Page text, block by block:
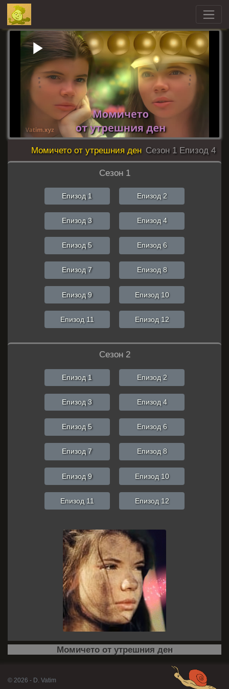
Play
Video
Момичето от утрешния ден Сезон 1 Епизод 4
Сезон 1
Епизод 1 Епизод 2
Епизод 3 Епизод 4
Епизод 5 Епизод 6
Епизод 7 Епизод 8
Епизод 9 Епизод 10
Епизод 11 Епизод 12
Сезон 2
Епизод 1 Епизод 2
Епизод 3 Епизод 4
Епизод 5 Епизод 6
Епизод 7 Епизод 8
Епизод 9 Епизод 10
Епизод 11 Епизод 12
Момичето от утрешния ден
© 2026 - D. Vatim